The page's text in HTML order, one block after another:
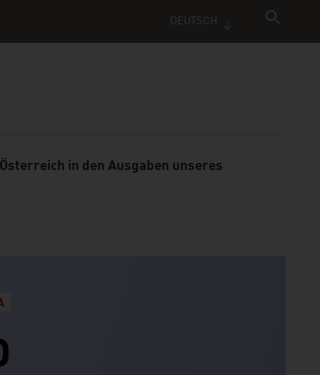
DEUTSCH
in den Ausgaben unseres